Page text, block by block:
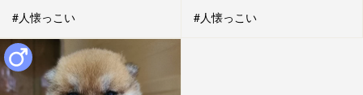
#人懐っこい #人懐っこい